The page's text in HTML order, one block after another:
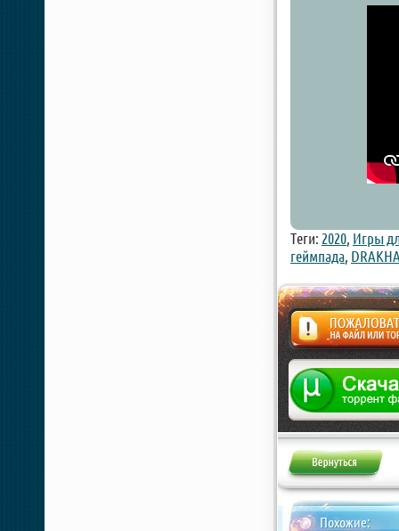
Теги: 2020, Игры
геймпада,
Жалоба
Похожие: